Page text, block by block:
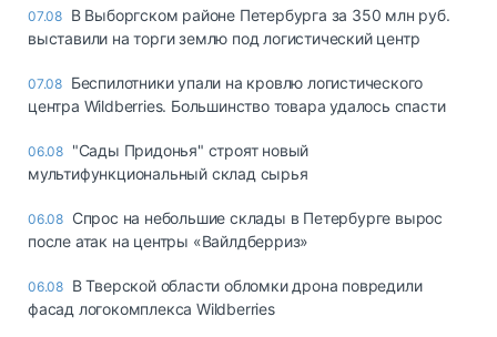
07.08 В Выборгском районе Петербурга за 350 млн руб.
выставили на торги землю под логистический центр
07.08 Беспилотники упали на кровлю логистического
центра Wildberries. Большинство товара удалось спасти
06.08 "Сады Придонья" строят новый
мультифункциональный склад сырья
06.08 Спрос на небольшие склады в Петербурге вырос
после атак на центры «Вайлдберриз»
06.08 В Тверской области обломки дрона повредили
фасад логокомплекса Wildberries